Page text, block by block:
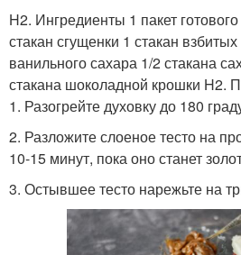
H2. Ингредиенты 1 пакет
стакан сгущенки 1 стакан
ванильного сахара 1/2 стакана
стакана шоколадной крошки H2.
1. Разогрейте духовку до 180
2. Разложите слоеное тесто на
10-15 минут, пока оно станет
3. Остывшее тесто нарежьте на